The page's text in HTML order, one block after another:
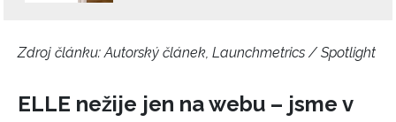
Zdroj článku: Autorský článek, Launchmetrics / Spotlight
ELLE nežije jen na webu – jsme v